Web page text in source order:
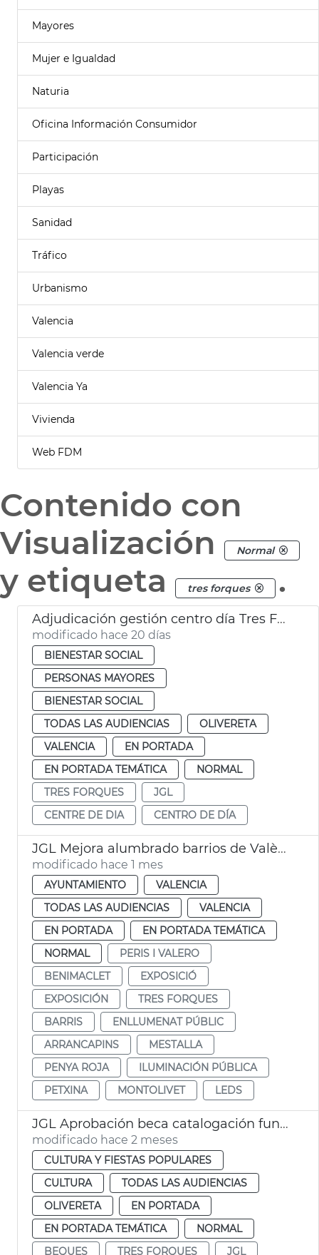
Mayores
Mujer e Igualdad
Naturia
Oficina Información Consumidor
Participación
Playas
Sanidad
Tráfico
Urbanismo
Valencia
Valencia verde
Valencia Ya
Vivienda
Web FDM
Contenido con
Visualización
Normal
y etiqueta tres forques .
Adjudicación gestión centro día Tres Forques València
modificado hace 20 días
BIENESTAR SOCIAL
PERSONAS MAYORES
BIENESTAR SOCIAL
TODAS LAS AUDIENCIAS
OLIVERETA
VALENCIA
EN PORTADA
EN PORTADA TEMÁTICA
NORMAL
TRES FORQUES
JGL
CENTRE DE DIA
CENTRO DE DÍA
JGL Mejora alumbrado barrios de València
modificado hace 1 mes
AYUNTAMIENTO
VALENCIA
TODAS LAS AUDIENCIAS
VALENCIA
EN PORTADA
EN PORTADA TEMÁTICA
NORMAL
PERIS I VALERO
BENIMACLET
EXPOSICIÓ
EXPOSICIÓN
TRES FORQUES
BARRIS
ENLLUMENAT PÚBLIC
ARRANCAPINS
MESTALLA
PENYA ROJA
ILUMINACIÓN PÚBLICA
PETXINA
MONTOLIVET LEDS
JGL Aprobación beca catalogación fundes Hemeroteca y Biblioteca Histórica València
modificado hace 2 meses
CULTURA Y FIESTAS POPULARES
CULTURA
TODAS LAS AUDIENCIAS
OLIVERETA
EN PORTADA
EN PORTADA TEMÁTICA
NORMAL
BEQUES
TRES FORQUES JGL